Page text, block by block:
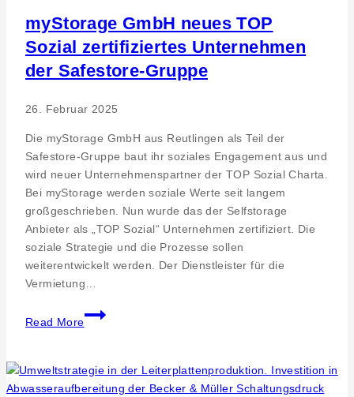
Kinderbuch-
Vorschlagsliste
für
den
Kinderbuchpreis
myStorage GmbH neues TOP
Sozial zertifiziertes Unternehmen
der Safestore-Gruppe
26. Februar 2025
Die myStorage GmbH aus Reutlingen als Teil der
Safestore-Gruppe baut ihr soziales Engagement aus und
wird neuer Unternehmenspartner der TOP Sozial Charta.
Bei myStorage werden soziale Werte seit langem
großgeschrieben. Nun wurde das der Selfstorage
Anbieter als „TOP Sozial“ Unternehmen zertifiziert. Die
soziale Strategie und die Prozesse sollen
weiterentwickelt werden. Der Dienstleister für die
Vermietung…
Read More
myStorage
GmbH
TOP
Sozial